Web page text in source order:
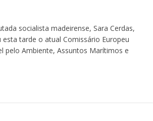
socialista madeirense, Sara Cerdas,
esta tarde o atual Comissário Europeu
pelo Ambiente, Assuntos Marítimos e